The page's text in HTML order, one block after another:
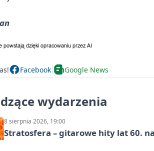
Facebook Google News
wydarzenia
8 sierpnia 2026, 19:00
Stratosfera – gitarowe hity lat 60.